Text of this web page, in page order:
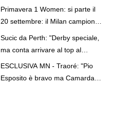
Primavera 1 Women: si parte il
20 settembre: il Milan campione
Sucic da Perth: "Derby speciale,
ma conta arrivare al top al
campionato". Ed elogia Modric
ESCLUSIVA MN - Traoré: "Pio
Esposito è bravo ma Camarda